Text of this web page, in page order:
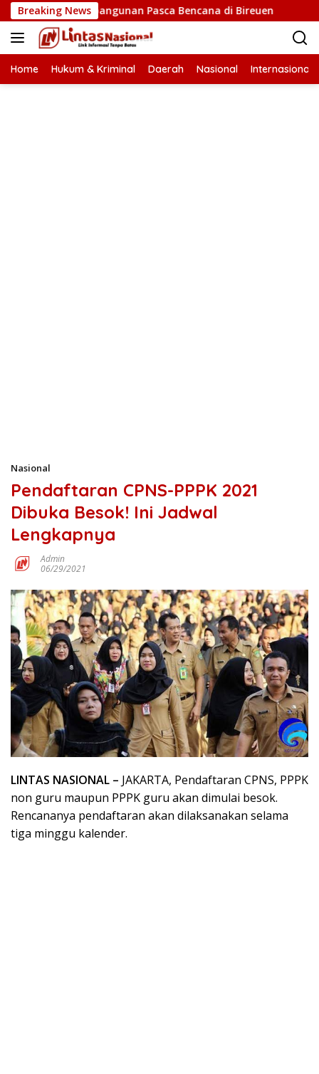
Langsung
ke
konten
Breaking News
Pembangunan Pasca Bencana di Bireuen
Home Hukum & Kriminal Daerah Nasional Internasional
Nasional
Pendaftaran CPNS-PPPK 2021
Dibuka Besok! Ini Jadwal
Lengkapnya
Admin
06/29/2021
LINTAS NASIONAL – JAKARTA, Pendaftaran CPNS, PPPK
non guru maupun PPPK guru akan dimulai besok.
Rencananya pendaftaran akan dilaksanakan selama
tiga minggu kalender.